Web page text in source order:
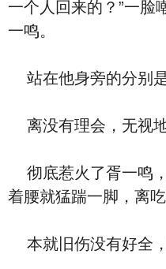
一个人回来的？”一脸
一鸣。
站在他身旁的分别是
离没有理会，无视地
彻底惹火了胥一鸣
着腰就猛踹一脚，离吃
本就旧伤没有好全，